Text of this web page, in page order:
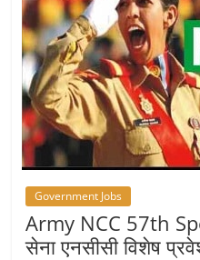
Job
Vacancy
Government Jobs
Army NCC 57th
सेना एनसीसी विशेष